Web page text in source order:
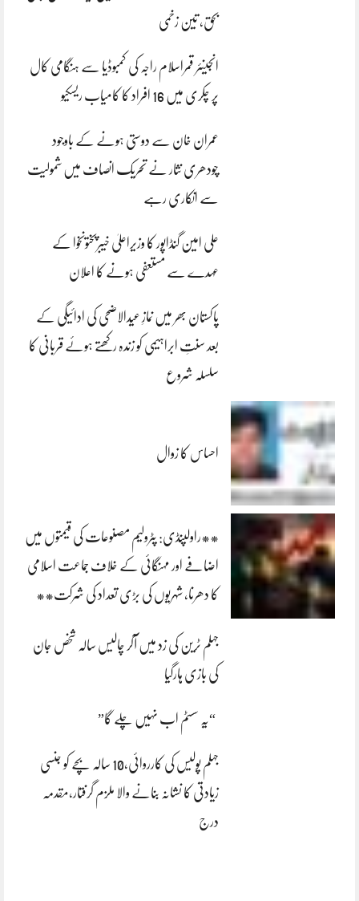
بحق، تین زخمی
انجینئر قمراسلام راجہ کی کمبوڈیا سے ہنگامی کال
پر چکری میں 16 افراد کا کامیاب ریسکیو
عمران خان سے دوستی ہونے کے باوجود
چودھری نثار نے تحریک انصاف میں شمولیت
سے انکاری رہے
علی امین گنڈاپور کا وزیراعلیٰ خیبرپختونخوا کے
عہدے سے مستعفی ہونے کا اعلان
پاکستان بھر میں نمازِ عیدالاضحی کی ادائیگی کے
بعد سنتِ ابراہیمی کو زندہ رکھتے ہوئے قربانی کا
سلسلہ شروع
احساس کا زوال
**راولپنڈی: پٹرولیم مصنوعات کی قیمتوں میں
اضافے اور مہنگائی کے خلاف جماعت اسلامی
کا دھرنا، شہریوں کی بڑی تعداد کی شرکت**
جہلم ٹرین کی زد میں آکر چالیس سالہ شخص جان
کی بازی ہارگیا
“یہ سسٹم اب نہیں چلے گا”
جہلم پولیس کی کارروائی،10 سالہ بچے کو جنسی
زیادتی کا نشانہ بنانے والا ملزم گرفتار،مقدمہ
درج